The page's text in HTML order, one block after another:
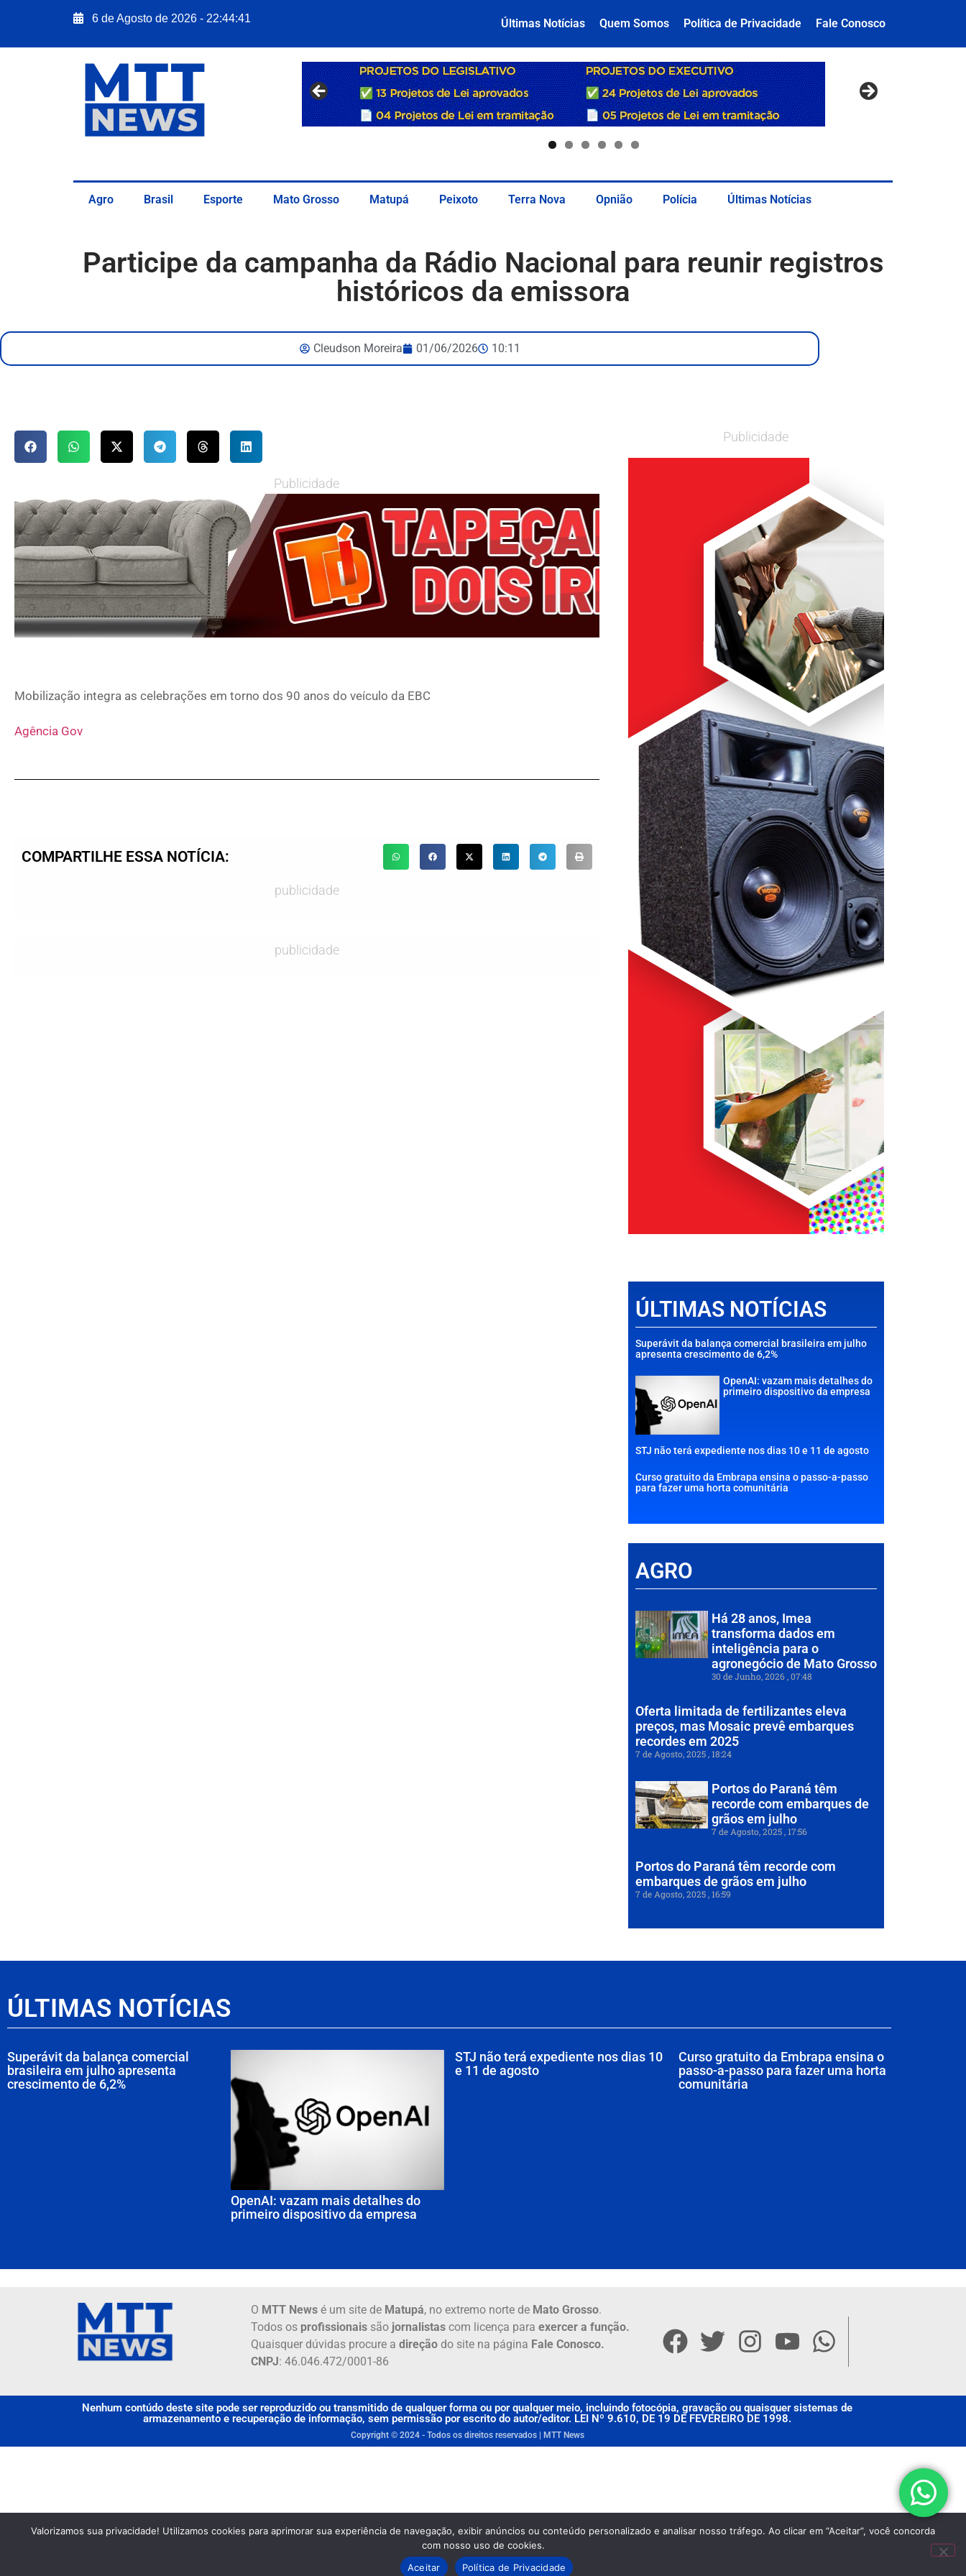
6 de Agosto de 2026 - 22:44:42 Últimas Notícias Quem Somos Política de Privacidade Fale Conosco
Agro Brasil Esporte Mato Grosso Matupá Peixoto Terra Nova Opnião Polícia Últimas Notícias
Participe da campanha da Rádio Nacional para reunir registros
históricos da emissora
Cleudson Moreira 01/06/2026 10:11
Publicidade
Mobilização integra as celebrações em torno dos 90 anos do veículo da EBC
Agência Gov
COMPARTILHE ESSA NOTÍCIA:
publicidade
publicidade
Publicidade
ÚLTIMAS NOTÍCIAS
Superávit da balança comercial brasileira em julho
apresenta crescimento de 6,2%
OpenAI: vazam mais detalhes do
primeiro dispositivo da empresa
STJ não terá expediente nos dias 10 e 11 de agosto
Curso gratuito da Embrapa ensina o passo-a-passo
para fazer uma horta comunitária
AGRO
Há 28 anos, Imea
transforma dados em
inteligência para o
agronegócio de Mato Grosso
30 de Junho, 2026 07:48
Oferta limitada de fertilizantes eleva
preços, mas Mosaic prevê embarques
recordes em 2025
7 de Agosto, 2025 18:24
Portos do Paraná têm
recorde com embarques de
grãos em julho
7 de Agosto, 2025 17:56
Portos do Paraná têm recorde com
embarques de grãos em julho
7 de Agosto, 2025 16:59
ÚLTIMAS NOTÍCIAS
Superávit da balança comercial
brasileira em julho apresenta
crescimento de 6,2%
OpenAI: vazam mais detalhes do
primeiro dispositivo da empresa
STJ não terá expediente nos dias 10
e 11 de agosto
Curso gratuito da Embrapa ensina o
passo-a-passo para fazer uma horta
comunitária
O MTT Newsé um site de Matupá, no extremo norte de Mato Grosso.
Todos os profissionaissão jornalistascom licença para exercer a função.
Quaisquer dúvidas procure a direçãodo site na página Fale Conosco.
CNPJ: 46.046.472/0001-86
Nenhum contúdo deste site pode ser reproduzido ou transmitido de qualquer forma ou por qualquer meio, incluindo fotocópia, gravação ou quaisquer sistemas de
armazenamento e recuperação de informação, sem permissão por escrito do autor/editor. LEI Nº 9.610, DE 19 DE FEVEREIRO DE 1998.
Copyright © 2024 - Todos os direitos reservados | MTT News
Valorizamos sua privacidade! Utilizamos cookies para aprimorar sua experiência de navegação, exibir anúncios ou conteúdo personalizado e analisar nosso tráfego. Ao clicar em “Aceitar”, você concorda
com nosso uso de cookies.
Aceitar
Política de Privacidade